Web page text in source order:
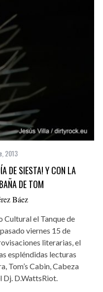
2013
DE SIESTA! Y CON LA
DE TOM
Báez
Cultural el Tanque de
viernes 15 de
literarias, el
espléndidas lecturas
Tom’s Cabin, Cabeza
Dj. D.WattsRiot.